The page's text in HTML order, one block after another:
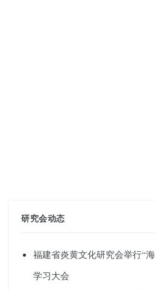
研究会动态
福建省炎黄文化研究会举行“
学习大会